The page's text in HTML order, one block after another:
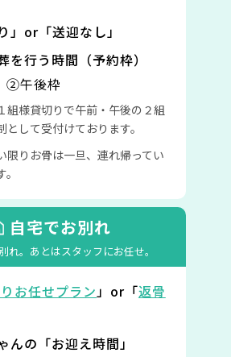
」or「送迎なし」
を行う時間（予約枠）
午後枠
組様貸切りで午前・午後の２組
として受付けております。
限りお骨は一旦、連れ帰ってい
自宅でお別れ
れ。 あとはスタッフにお任せ。
お任せプラン」or「返骨
んの「お迎え時間」